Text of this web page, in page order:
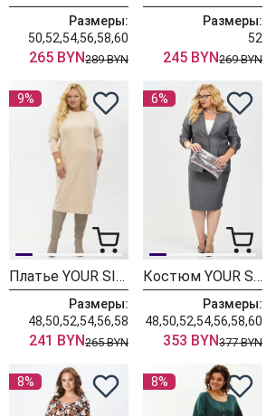
Размеры:
50,52,54,56,58,60
265 BYN289 BYN
Размеры:
52
245 BYN269 BYN
9%
Платье YOUR SIZE 2262 бежевый
Размеры:
48,50,52,54,56,58
241 BYN265 BYN
6%
Костюм YOUR SIZE 2261
Размеры:
48,50,52,54,56,58,60
353 BYN377 BYN
8% 8%